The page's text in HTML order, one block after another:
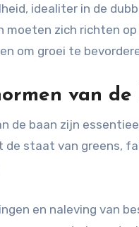
idealiter in de
moeten zich richten
om groei te
van de
de baan zijn
de staat van greens,
en naleving van